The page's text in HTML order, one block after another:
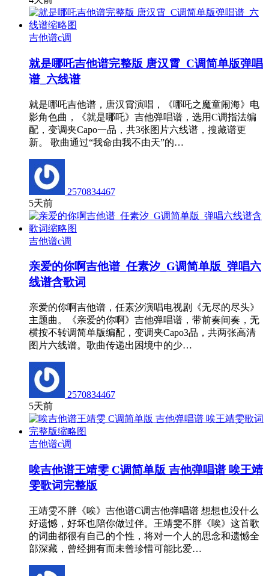
吉他谱c调
就是哪吒吉他谱完整版 唐汉霄_C调简单版弹唱
谱_六线谱
就是哪吒吉他谱，唐汉霄演唱，《哪吒之魔童闹海》电
影角色曲，《就是哪吒》吉他弹唱谱，选用C调指法编
配，变调夹Capo一品，共3张图片六线谱，搜藏谱更
新。 歌曲通过“我命由我不由天”的…
2570834467
5天前
吉他谱c调
亲爱的你啊吉他谱_任素汐_G调简单版_弹唱六
线谱含歌词
亲爱的你啊吉他谱，任素汐演唱电视剧《无尽的尽头》
主题曲。《亲爱的你啊》吉他弹唱谱，带前奏间奏，无
横按不转调简单版编配，变调夹Capo3品，共两张高清
图片六线谱。歌曲传递出困境中的少…
2570834467
5天前
吉他谱c调
唉吉他谱王靖雯 C调简单版 吉他弹唱谱 唉王靖
雯歌词完整版
王靖雯不胖《唉》吉他谱C调吉他弹唱谱 想想也没什么
好遗憾，好坏也陪你做过伴。王靖雯不胖《唉》这首歌
的词曲都很有自己的个性，将对一个人的思念和遗憾全
部深藏，曾经拥有而未曾珍惜可能比爱…